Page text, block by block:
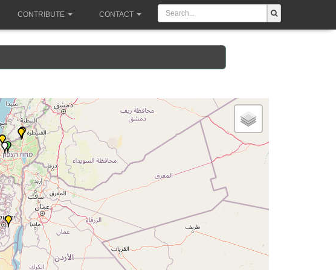
CONTRIBUTE CONTACT